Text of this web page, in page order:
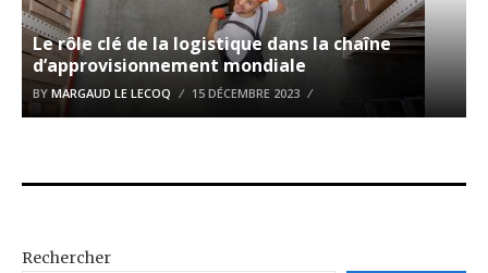
Le rôle clé de la logistique dans la chaîne
d’approvisionnement mondiale
BY MARGAUD LE LECOQ 15 DÉCEMBRE 2023
Rechercher